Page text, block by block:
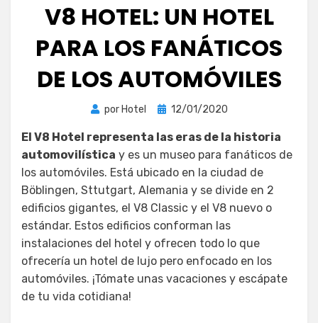
V8 HOTEL: UN HOTEL
PARA LOS FANÁTICOS
DE LOS AUTOMÓVILES
por Hotel
Publicada
12/01/2020
El V8 Hotel representa las eras de la historia
automovilística y es un museo para fanáticos de
los automóviles. Está ubicado en la ciudad de
Böblingen, Sttutgart, Alemania y se divide en 2
edificios gigantes, el V8 Classic y el V8 nuevo o
estándar. Estos edificios conforman las
instalaciones del hotel y ofrecen todo lo que
ofrecería un hotel de lujo pero enfocado en los
automóviles. ¡Tómate unas vacaciones y escápate
de tu vida cotidiana!